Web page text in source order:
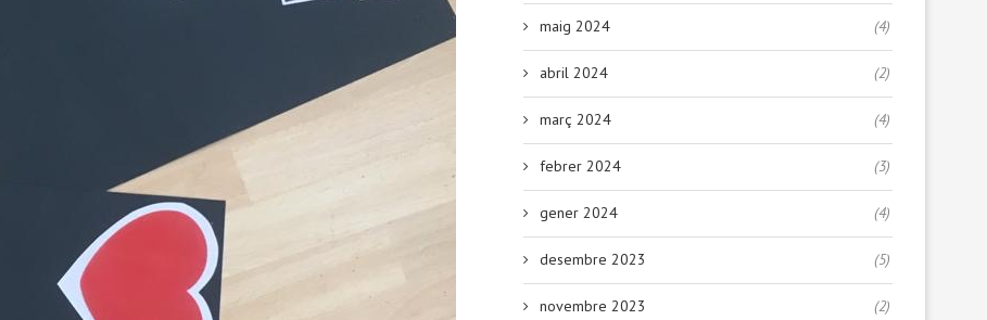
maig 2024 (4)
abril 2024 (2)
març 2024 (4)
febrer 2024 (3)
gener 2024 (4)
desembre 2023 (5)
novembre 2023 (2)